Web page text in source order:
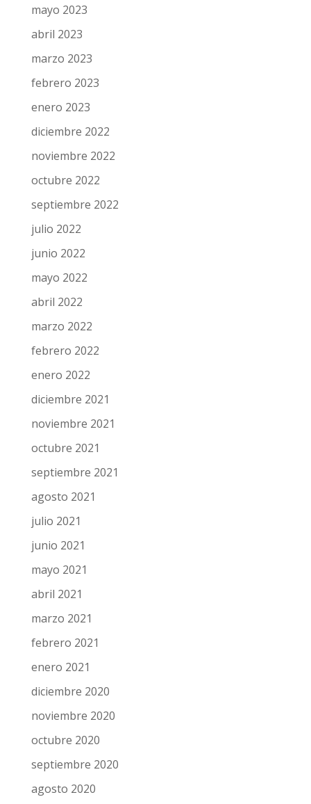
julio 2023
junio 2023
mayo 2023
abril 2023
marzo 2023
febrero 2023
enero 2023
diciembre 2022
noviembre 2022
octubre 2022
septiembre 2022
julio 2022
junio 2022
mayo 2022
abril 2022
marzo 2022
febrero 2022
enero 2022
diciembre 2021
noviembre 2021
octubre 2021
septiembre 2021
agosto 2021
julio 2021
junio 2021
mayo 2021
abril 2021
marzo 2021
febrero 2021
enero 2021
diciembre 2020
noviembre 2020
octubre 2020